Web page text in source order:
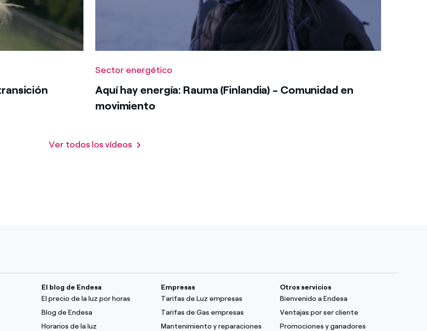
Sector energético
Aquí hay energía: Rauma (Finlandia) - Comunidad en
movimiento
Ver todos los vídeos
El blog de Endesa
El precio de la luz por horas
Blog de Endesa
Horarios de la luz
Empresas
Tarifas de Luz empresas
Tarifas de Gas empresas
Mantenimiento y reparaciones
Otros servicios
Bienvenido a Endesa
Ventajas por ser cliente
Promociones y ganadores